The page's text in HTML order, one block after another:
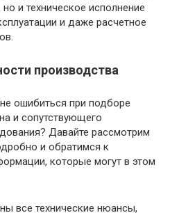
и техническое исполнение
и даже расчетное
производства
ошибиться при подборе
и сопутствующего
Давайте рассмотрим
и обратимся к
которые могут в этом
все технические нюансы,